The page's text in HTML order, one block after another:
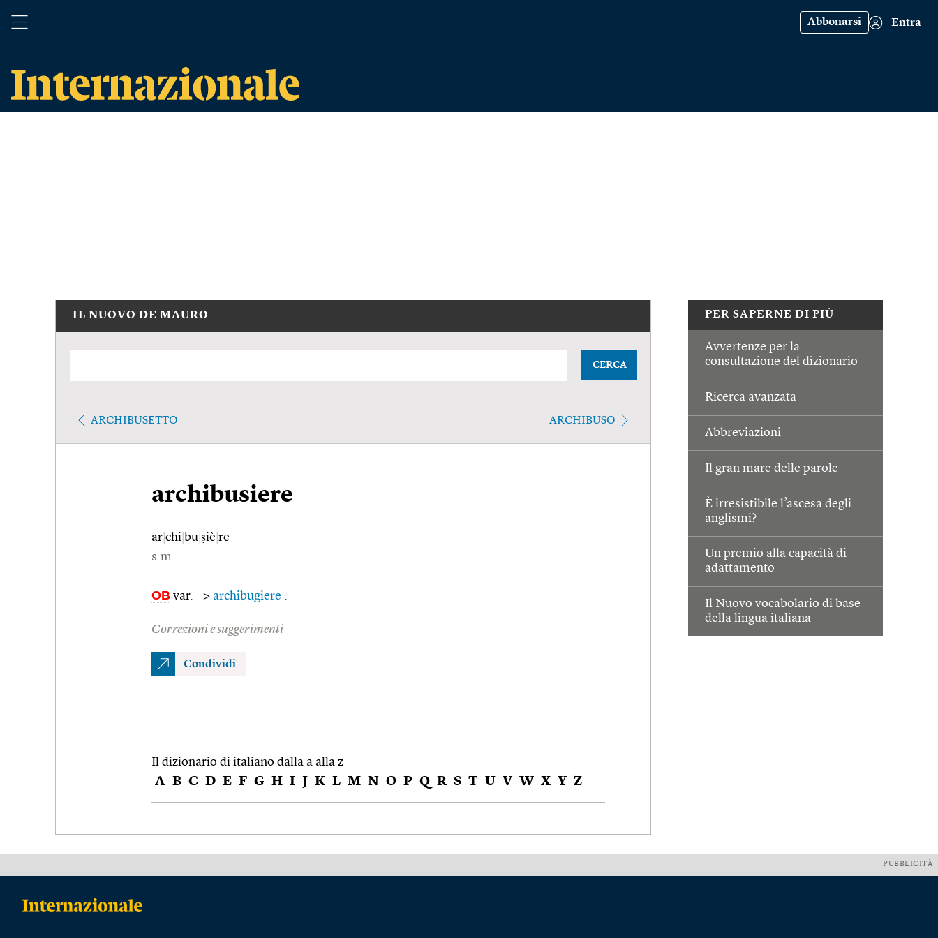
Abbonarsi Entra
PER SAPERNE DI PIÙ
Avvertenze per la
consultazione del dizionario
Ricerca avanzata
Abbreviazioni
Il gran mare delle parole
È irresistibile l’ascesa degli
anglismi?
Un premio alla capacità di
adattamento
Il Nuovo vocabolario di base
della lingua italiana
IL NUOVO DE MAURO
CERCA
ARCHIBUSETTO ARCHIBUSO
archibusiere
ar chi bu ṣiè re
s.m.
OB var. => archibugiere .
Correzioni e suggerimenti
Condividi
Il dizionario di italiano dalla a alla z
A B C D E F G H I J K L M N O P Q R S T U V W X Y Z
PUBBLICITÀ